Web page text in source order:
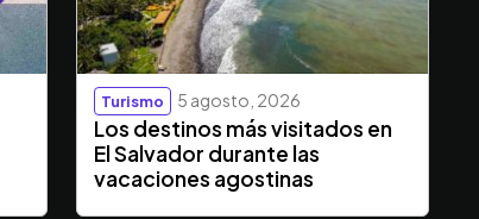
Turismo 5 agosto, 2026
Los destinos más visitados en
El Salvador durante las
vacaciones agostinas